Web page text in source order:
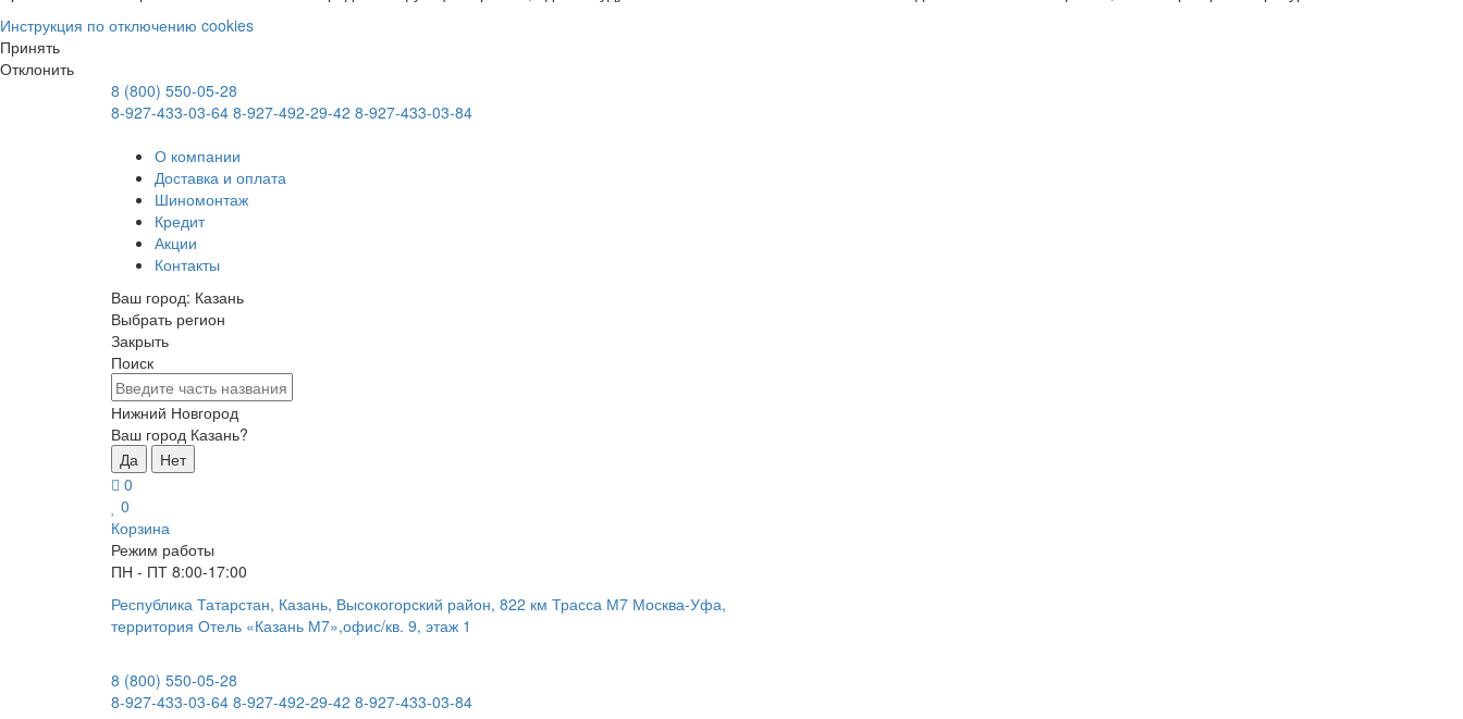
Инструкция по отключению cookies
Принять
Отклонить
8 (800) 550-05-28
8-927-433-03-64 8-927-492-29-42 8-927-433-03-84
О компании
Доставка и оплата
Шиномонтаж
Кредит
Акции
Контакты
Ваш город: Казань
Выбрать регион
Закрыть
Поиск
Нижний Новгород
Ваш город Казань?
Да
Нет
0
0
Корзина
Режим работы
ПН - ПТ 8:00-17:00
Республика Татарстан, Казань, Высокогорский район, 822 км Трасса М7 Москва-Уфа,
территория Отель «Казань М7»,офис/кв. 9, этаж 1
8 (800) 550-05-28
8-927-433-03-64 8-927-492-29-42 8-927-433-03-84